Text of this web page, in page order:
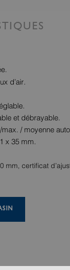
d’air.
et débrayable.
max. / moyenne
x 35 mm.
mm, certificat